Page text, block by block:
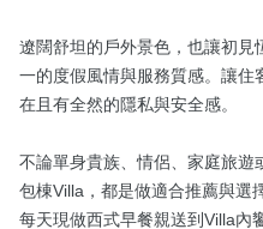
遼闊舒坦的戶外景色，也讓初見
一的度假風情與服務質感。讓住
在且有全然的隱私與安全感。
不論單身貴族、情侶、家庭旅
包棟Villa，都是做適合推薦與選
每天現做西式早餐親送到Villa內